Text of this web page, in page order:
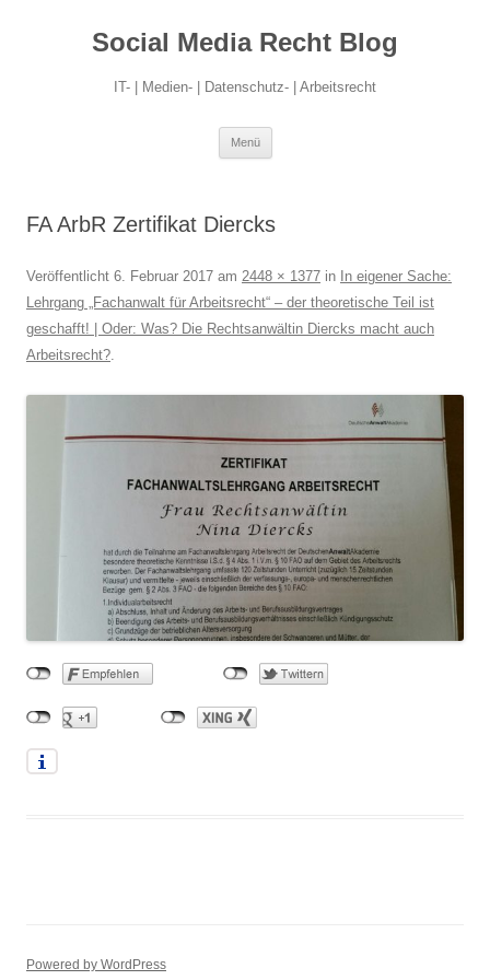
Social Media Recht Blog
IT- | Medien- | Datenschutz- | Arbeitsrecht
Menü
FA ArbR Zertifikat Diercks
Veröffentlicht 6. Februar 2017 am 2448 × 1377 in In eigener Sache:
Lehrgang „Fachanwalt für Arbeitsrecht“ – der theoretische Teil ist
geschafft! | Oder: Was? Die Rechtsanwältin Diercks macht auch
Arbeitsrecht?.
Powered by WordPress